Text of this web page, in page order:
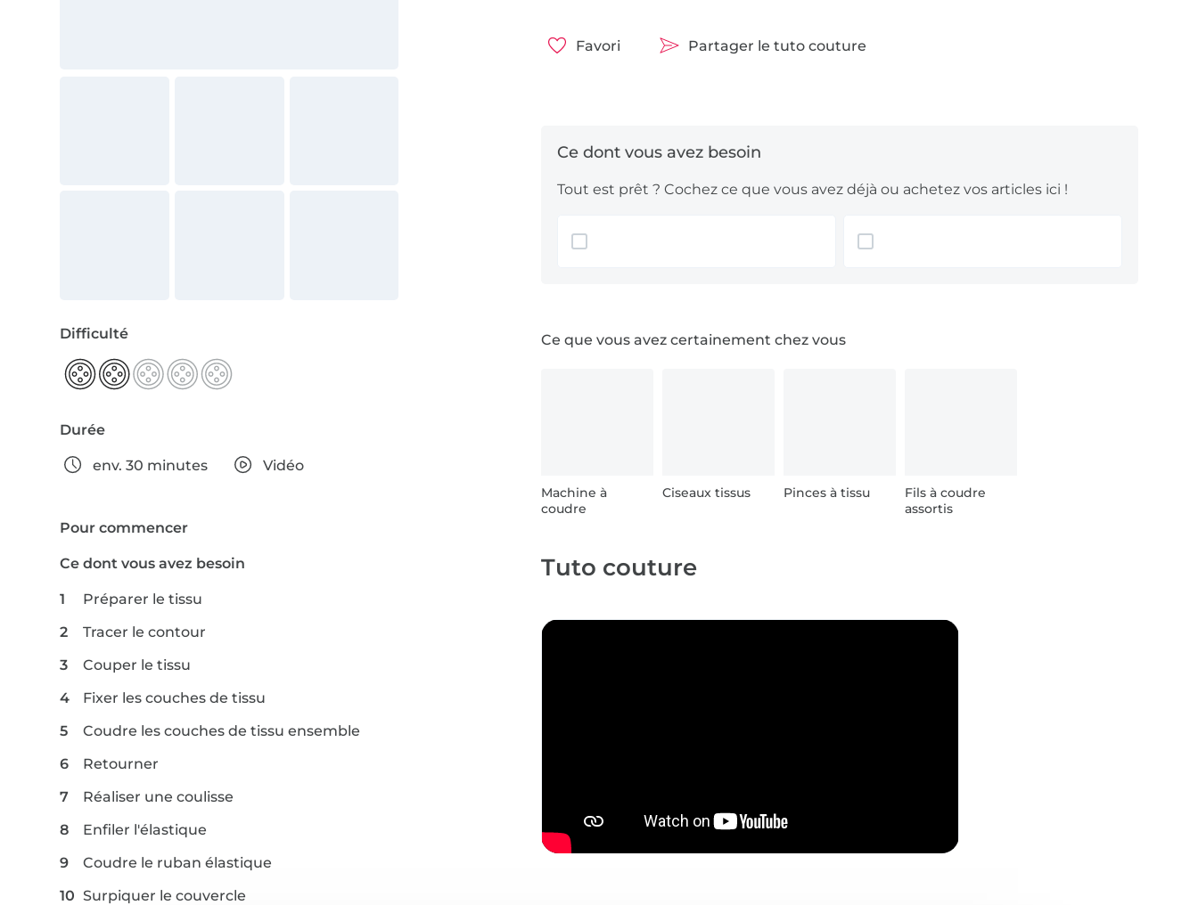
Difficulté
Durée
env. 30 minutes Vidéo
Pour commencer
Ce dont vous avez besoin
Préparer le tissu
Tracer le contour
Couper le tissu
Fixer les couches de tissu
Coudre les couches de tissu ensemble
Retourner
Réaliser une coulisse
Enfiler l'élastique
Coudre le ruban élastique
Surpiquer le couvercle
De plus, nous utilisons :
Favori Partager le tuto couture
Tout est prêt ? Cochez ce que vous avez déjà ou achetez vos articles ici !
Ce que vous avez certainement chez vous
Machine à
coudre
Ciseaux tissus Pinces à tissu
Fils à coudre
assortis
Tuto couture